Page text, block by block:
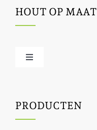
HOUT OP MAAT
Toggle
Houtbewerking
PRODUCTEN